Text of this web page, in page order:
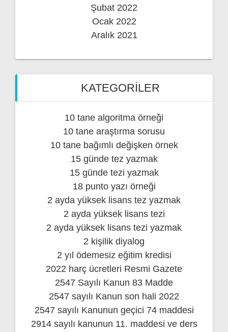
Şubat 2022
Ocak 2022
Aralık 2021
KATEGORILER
10 tane algoritma örneği
10 tane araştırma sorusu
10 tane bağımlı değişken örnek
15 günde tez yazmak
15 günde tezi yazmak
18 punto yazı örneği
2 ayda yüksek lisans tez yazmak
2 ayda yüksek lisans tezi
2 ayda yüksek lisans tezi yazmak
2 kişilik diyalog
2 yıl ödemesiz eğitim kredisi
2022 harç ücretleri Resmi Gazete
2547 Sayılı Kanun 83 Madde
2547 sayılı Kanun son hali 2022
2547 sayılı Kanunun geçici 74 maddesi
2914 sayılı kanunun 11. maddesi ve ders